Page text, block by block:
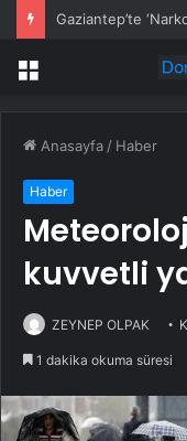
Menü
Anasayfa / Haber
Haber
kuvvetli
ZEYNEP OLPAK
1 dakika okuma süresi